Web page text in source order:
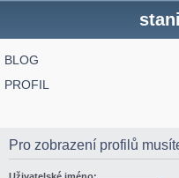
BLOG
PROFIL
Pro zobrazení profilů